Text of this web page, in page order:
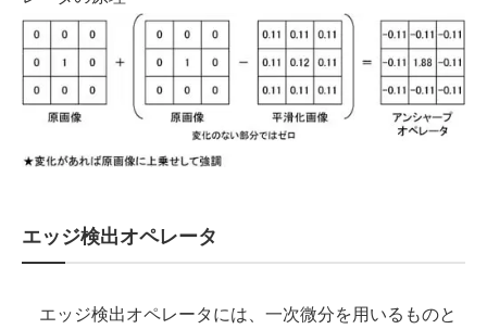
エッジ検出オペレータ
エッジ検出オペレータには、一次微分を用いるものと